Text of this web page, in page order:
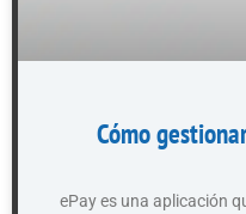
Cómo
ePay es una aplicación